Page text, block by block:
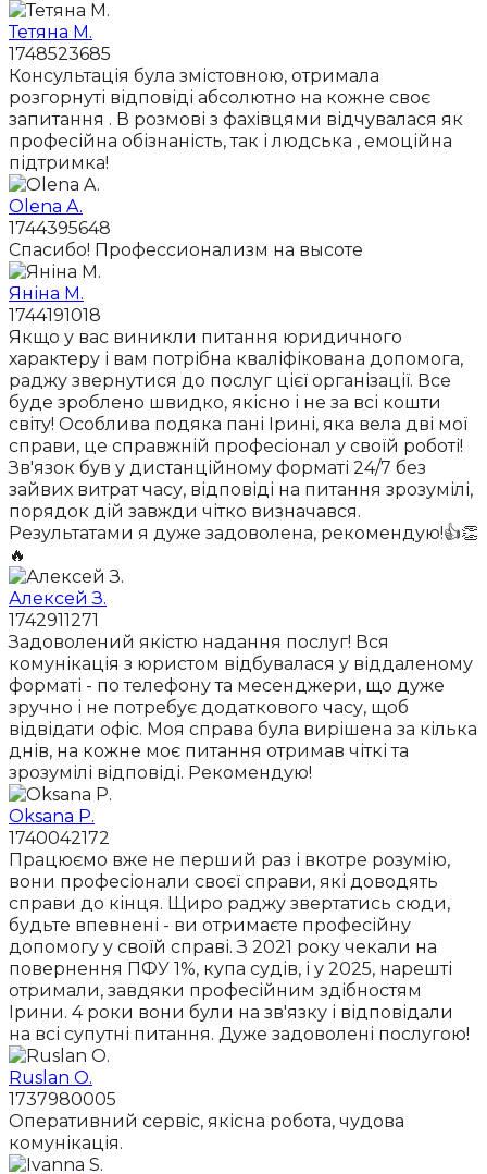
Тетяна М.
1748523685
Консультація була змістовною, отримала
розгорнуті відповіді абсолютно на кожне своє
запитання . В розмові з фахівцями відчувалася як
професійна обізнаність, так і людська , емоційна
підтримка!
Olena A.
1744395648
Спасибо! Профессионализм на высоте
Яніна М.
1744191018
Якщо у вас виникли питання юридичного
характеру і вам потрібна кваліфікована допомога,
раджу звернутися до послуг цієї організації. Все
буде зроблено швидко, якісно і не за всі кошти
світу! Особлива подяка пані Ірині, яка вела дві мої
справи, це справжній професіонал у своїй роботі!
Зв'язок був у дистанційному форматі 24/7 без
зайвих витрат часу, відповіді на питання зрозумілі,
порядок дій завжди чітко визначався.
Результатами я дуже задоволена, рекомендую!👍👏
🔥
Алексей З.
1742911271
Задоволений якістю надання послуг! Вся
комунікація з юристом відбувалася у віддаленому
форматі - по телефону та месенджери, що дуже
зручно і не потребує додаткового часу, щоб
відвідати офіс. Моя справа була вирішена за кілька
днів, на кожне моє питання отримав чіткі та
зрозумілі відповіді. Рекомендую!
Oksana P.
1740042172
Працюємо вже не перший раз і вкотре розумію,
вони професіонали своєї справи, які доводять
справи до кінця. Щиро раджу звертатись сюди,
будьте впевнені - ви отримаєте професійну
допомогу у своїй справі. З 2021 року чекали на
повернення ПФУ 1%, купа судів, і у 2025, нарешті
отримали, завдяки професійним здібностям
Ірини. 4 роки вони були на зв'язку і відповідали
на всі супутні питання. Дуже задоволені послугою!
Ruslan O.
1737980005
Оперативний сервіс, якісна робота, чудова
комунікація.